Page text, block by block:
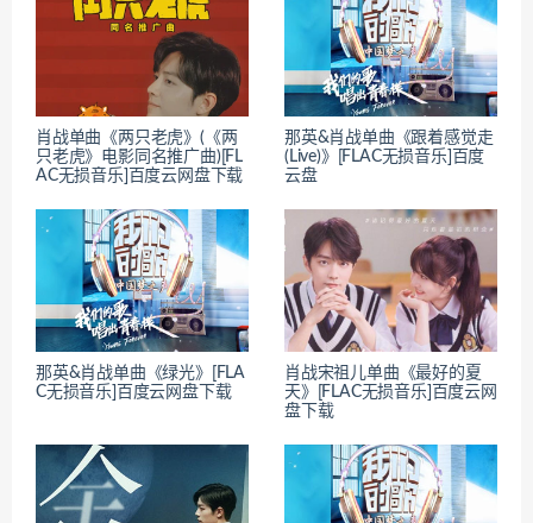
肖战单曲《两只老虎》(《两
只老虎》电影同名推广曲)[FL
AC无损音乐]百度云网盘下载
那英&肖战单曲《跟着感觉走
(Live)》[FLAC无损音乐]百度
云盘
那英&肖战单曲《绿光》[FLA
C无损音乐]百度云网盘下载
肖战宋祖儿单曲《最好的夏
天》[FLAC无损音乐]百度云网
盘下载